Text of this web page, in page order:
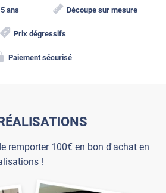
ans Découpe sur mesure
Prix dégressifs
Paiement sécurisé
remporter 100€ en bon d'achat en
!